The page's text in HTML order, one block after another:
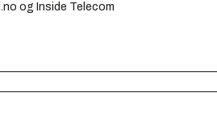
og Inside Telecom